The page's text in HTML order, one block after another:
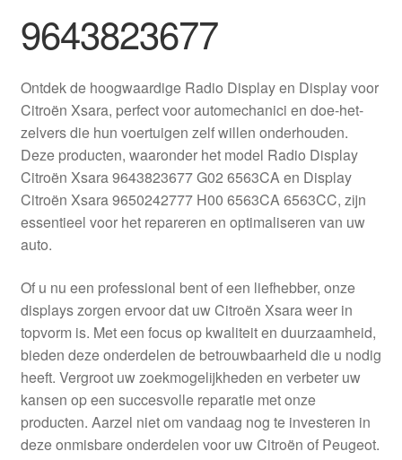
Betalingen
Contact
Kassa
Klachten
Klachtenprocedure
Levering
Mijn account
Over ons
Privacybeleid
9643823677
Ontdek de hoogwaardige Radio Display en Display voor
Citroën Xsara, perfect voor automechanici en doe-het-
zelvers die hun voertuigen zelf willen onderhouden.
Deze producten, waaronder het model Radio Display
Citroën Xsara 9643823677 G02 6563CA en Display
Citroën Xsara 9650242777 H00 6563CA 6563CC, zijn
essentieel voor het repareren en optimaliseren van uw
auto.
Of u nu een professional bent of een liefhebber, onze
displays zorgen ervoor dat uw Citroën Xsara weer in
topvorm is. Met een focus op kwaliteit en duurzaamheid,
bieden deze onderdelen de betrouwbaarheid die u nodig
heeft. Vergroot uw zoekmogelijkheden en verbeter uw
kansen op een succesvolle reparatie met onze
producten. Aarzel niet om vandaag nog te investeren in
deze onmisbare onderdelen voor uw Citroën of Peugeot.